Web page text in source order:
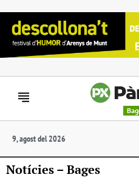
9, agost del 2026
Notícies – Bages